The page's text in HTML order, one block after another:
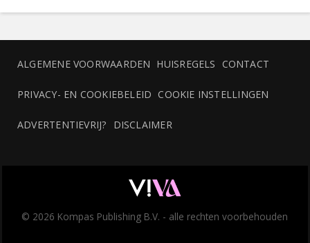
ALGEMENE VOORWAARDEN HUISREGELS CONTACT
PRIVACY- EN COOKIEBELEID COOKIE INSTELLINGEN
ADVERTENTIEVRIJ? DISCLAIMER
© 2026 Kompas Publishing B.V. - alle rechten voorbehouden